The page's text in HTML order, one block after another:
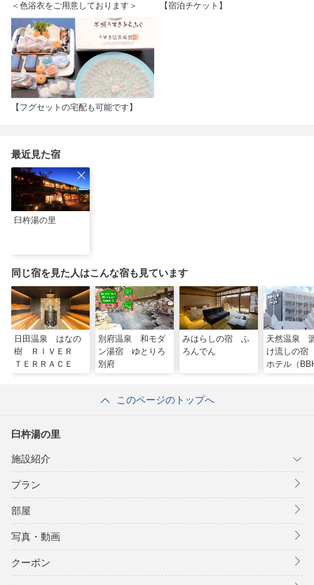
＜色浴衣をご用意しております＞ 【宿泊チケット】
【フグセットの宅配も可能です】
最近見た宿
臼杵湯の里
同じ宿を見た人はこんな宿も見ています
日田温泉 はなの
樹 ＲＩＶＥＲ
ＴＥＲＲＡＣＥ
別府温泉 和モダ
ン湯宿 ゆとりろ
別府
みはらしの宿 ふ
ろんでん
天然温泉
け流しの
ホテル（
このページのトップへ
臼杵湯の里
施設紹介
プラン
部屋
写真・動画
クーポン